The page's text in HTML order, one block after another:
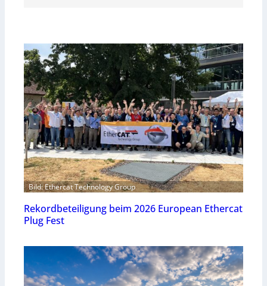
Bild: Ethercat Technology Group
Rekordbeteiligung beim 2026 European Ethercat
Plug Fest